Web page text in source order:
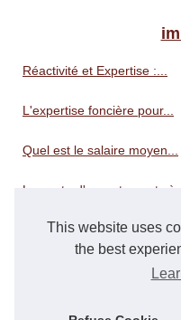
This website uses
the best
Réactivité et Expertise :...
L'expertise foncière pour...
Quel est le salaire moyen...
La vente d'appartements à...
Les estimations
LMNP : la colocation